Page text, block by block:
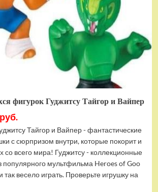
фигурок Гуджитсу Тайгор и Вайпер
Тайгор и Вайпер - фантастические
с сюрпризом внутри, которые покорит и
со всего мира! Гуджитсу - коллекционные
популярного мультфильма Heroes of Goo
так весело играть. Проверьте игрушку на